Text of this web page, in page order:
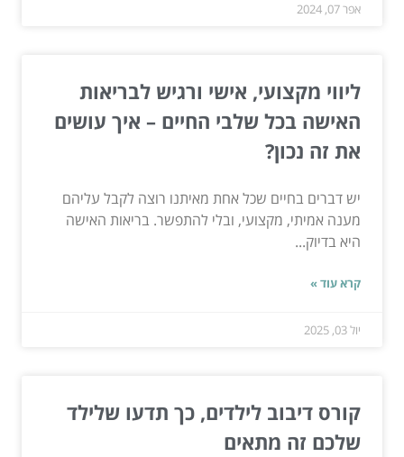
אפר 07, 2024
ליווי מקצועי, אישי ורגיש לבריאות
האישה בכל שלבי החיים – איך עושים
את זה נכון?
יש דברים בחיים שכל אחת מאיתנו רוצה לקבל עליהם
מענה אמיתי, מקצועי, ובלי להתפשר. בריאות האישה
היא בדיוק...
קרא עוד »
יול 03, 2025
קורס דיבוב לילדים, כך תדעו שלילד
שלכם זה מתאים